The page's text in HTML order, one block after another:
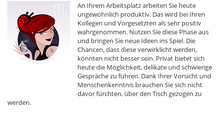
An Ihrem Arbeitsplatz arbeiten Sie heute
ungewöhnlich produktiv. Das wird bei Ihren
Kollegen und Vorgesetzten als sehr positiv
wahrgenommen. Nutzen Sie diese Phase aus
und bringen Sie neue Ideen ins Spiel. Die
Chancen, dass diese verwirklicht werden,
könnten nicht besser sein. Privat bietet sich
heute die Möglichkeit, delikate und schwierige
Gespräche zu führen. Dank Ihrer Vorsicht und
Menschenkenntnis brauchen Sie sich nicht
davor fürchten, über den Tisch gezogen zu
werden.